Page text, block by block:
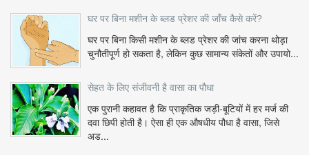
घर पर बिना मशीन के ब्लड प्रेशर की जाँच कैसे करें?
घर पर बिना किसी मशीन के ब्लड प्रेशर की जांच करना थोड़ा
चुनौतीपूर्ण हो सकता है, लेकिन कुछ सामान्य संकेतों और उपायो...
सेहत के लिए संजीवनी है वासा का पौधा
एक पुरानी कहावत है कि प्राकृतिक जड़ी-बूटियों में हर मर्ज की
दवा छिपी होती है। ऐसा ही एक औषधीय पौधा है वासा, जिसे
अड...